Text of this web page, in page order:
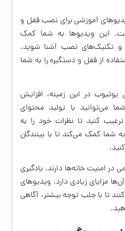
آموزشی برای نصب قفل و
این ویدیوها به شما کمک
و تکنیک‌های نصب آشنا شوید.
از قفل و دستگیره را به شما
در این زمینه، افزایش
می‌توانید با تولید محتوای
کنید تا نظرات خود را به
شما کمک می‌کند تا با بینندگان
امنیت خانه‌ها دارند. یادگیری
مزایای زیادی دارد. ویدیوهای
تا با جلب توجه بیشتر، آگاهی